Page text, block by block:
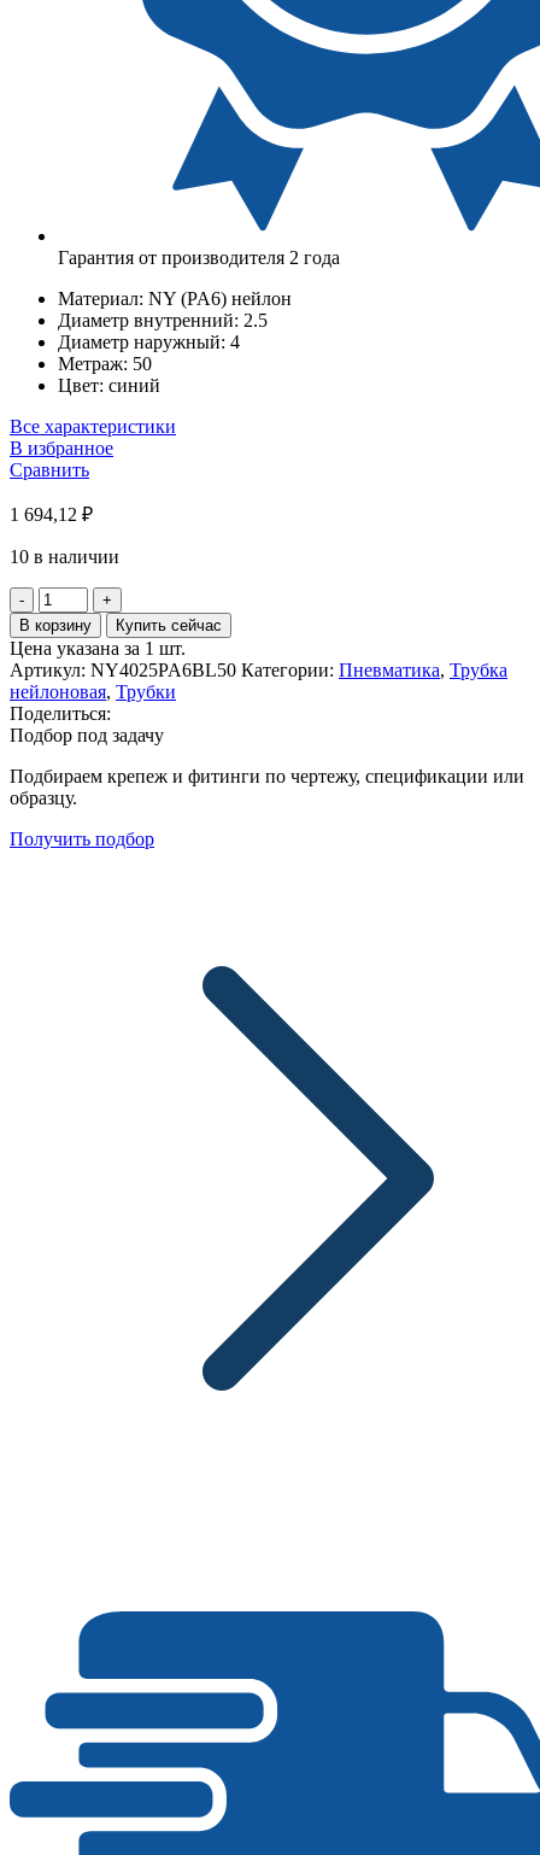
Гарантия от производителя 2 года
Материал: NY (PA6) нейлон
Диаметр внутренний: 2.5
Диаметр наружный: 4
Метраж: 50
Цвет: синий
Все характеристики
В избранное
Сравнить
1 694,12 ₽
10 в наличии
Количество
товара
Трубка
нейлоновая
NY4*2,5-
50M
PA6
(син.)
В корзину Купить сейчас
Цена указана за 1 шт.
Артикул: NY4025PA6BL50 Категории: Пневматика, Трубка
нейлоновая, Трубки
Поделиться:
Подбор под задачу
Подбираем крепеж и фитинги по чертежу, спецификации или
образцу.
Получить подбор